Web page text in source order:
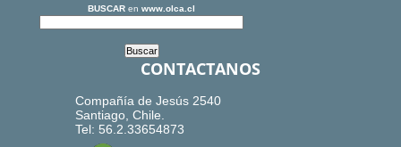
BUSCAR en www.olca.cl
CONTACTANOS
Compañía de Jesús 2540
Santiago, Chile.
Tel: 56.2.33654873